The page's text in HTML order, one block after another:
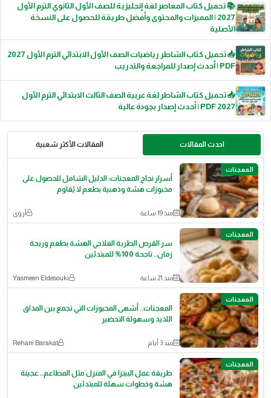
📚 تحميل كتاب المعاصر لغة إنجليزية للصف الأول الثانوي الترم الأول
2027 | المميزات والمحتوى وأفضل طريقة للحصول على النسخة
الأصلية
📥 تحميل كتاب الشاطر رياضيات الصف الأول الابتدائي الترم الأول 2027
PDF | أحدث إصدار للمراجعة والتدريب
📥 تحميل كتاب الشاطر لغة عربية الصف الثالث الابتدائي الترم الأول
2027 PDF | أحدث إصدار بجودة عالية
احدث المقالات المقالات الأكثر شعبية
المعجنات
أسرار نجاح المعجنات: الدليل الشامل للحصول على
مخبوزات هشة وذهبية بطعم لا يُقاوم
منذ 19 ساعة أروى
المعجنات
سر القرص الطرية الفلاحي الهشة بطعم وريحة
زمان.. ناجحة 100% للمبتدئين
منذ 21 ساعة Yasmeen Eldesouki
المعجنات
المعجنات.. أشهى المخبوزات التي تجمع بين المذاق
اللذيذ وسهولة التحضير
منذ 3 أيام Reham Barakat
المعجنات
طريقة عمل البيتزا في المنزل مثل المطاعم.. عجينة
هشة وخطوات سهلة للمبتدئين